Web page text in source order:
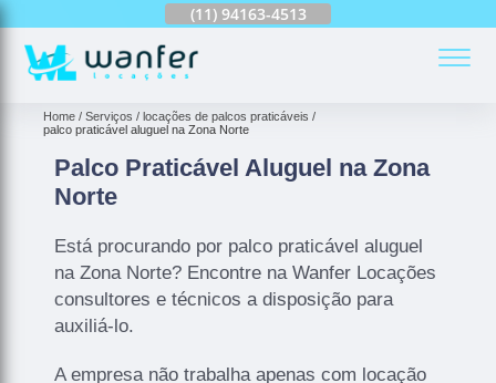
(11) 94163-4513
Home Serviços
locações de palcos praticáveis
palco praticável aluguel na Zona Norte
Palco Praticável Aluguel na Zona
Norte
Está procurando por palco praticável aluguel
na Zona Norte? Encontre na Wanfer Locações
consultores e técnicos a disposição para
auxiliá-lo.
A empresa não trabalha apenas com locação